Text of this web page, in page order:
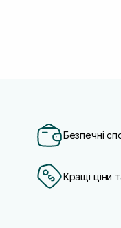
Безпечні
Кращі ціни